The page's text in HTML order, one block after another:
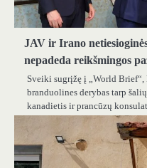
JAV ir Irano
nepadeda reikšmingos
Sveiki sugrįžę į „World
branduolines derybas tarp
kanadietis ir prancūzų